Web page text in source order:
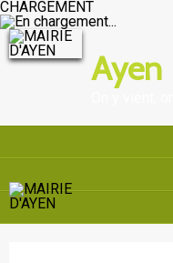
CHARGEMENT
Ayen